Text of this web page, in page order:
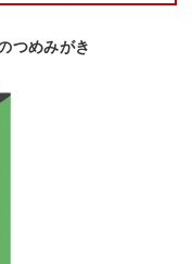
つめみがき